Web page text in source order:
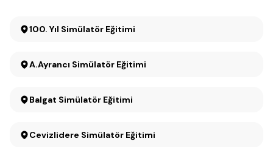
100. Yıl Simülatör Eğitimi
A.Ayrancı Simülatör Eğitimi
Balgat Simülatör Eğitimi
Cevizlidere Simülatör Eğitimi